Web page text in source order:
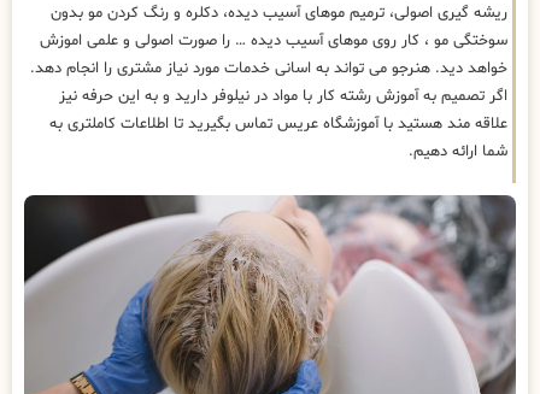
ریشه گیری اصولی، ترمیم موهای آسیب دیده، دکلره و رنگ کردن مو بدون
سوختگی مو ، کار روی موهای آسیب دیده … را صورت اصولی و علمی اموزش
خواهد دید. هنرجو می تواند به اسانی خدمات مورد نیاز مشتری را انجام دهد.
اگر تصمیم به آموزش رشته کار با مواد در نیلوفر دارید و به این حرفه نیز
علاقه مند هستید با آموزشگاه عریس تماس بگیرید تا اطلاعات کاملتری به
شما ارائه دهیم.